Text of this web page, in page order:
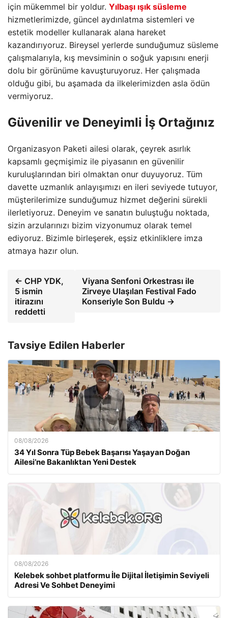
için mükemmel bir yoldur. Yılbaşı ışık süsleme
hizmetlerimizde, güncel aydınlatma sistemleri ve
estetik modeller kullanarak alana hareket
kazandırıyoruz. Bireysel yerlerde sunduğumuz süsleme
çalışmalarıyla, kış mevsiminin o soğuk yapısını enerji
dolu bir görünüme kavuşturuyoruz. Her çalışmada
olduğu gibi, bu aşamada da ilkelerimizden asla ödün
vermiyoruz.
Güvenilir ve Deneyimli İş Ortağınız
Organizasyon Paketi ailesi olarak, çeyrek asırlık
kapsamlı geçmişimiz ile piyasanın en güvenilir
kuruluşlarından biri olmaktan onur duyuyoruz. Tüm
davette uzmanlık anlayışımızı en ileri seviyede tutuyor,
müşterilerimize sunduğumuz hizmet değerini sürekli
ilerletiyoruz. Deneyim ve sanatın buluştuğu noktada,
sizin arzularınızı bizim vizyonumuz olarak temel
ediyoruz. Bizimle birleşerek, eşsiz etkinliklere imza
atmaya hazır olun.
← CHP YDK,
5 ismin
itirazını
reddetti
Viyana Senfoni Orkestrası ile
Zirveye Ulaşılan Festival Fado
Konseriyle Son Buldu →
Tavsiye Edilen Haberler
08/08/2026
34 Yıl Sonra Tüp Bebek Başarısı Yaşayan Doğan
Ailesi’ne Bakanlıktan Yeni Destek
08/08/2026
Kelebek sohbet platformu İle Dijital İletişimin Seviyeli
Adresi Ve Sohbet Deneyimi